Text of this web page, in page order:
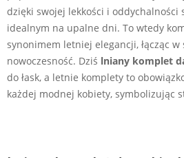
dzięki swojej lekkości i oddychalności
idealnym na upalne dni. To wtedy
synonimem letniej elegancji, łącząc w
nowoczesność. Dziś lniany komplet
do łask, a letnie komplety to
każdej modnej kobiety, symbolizując